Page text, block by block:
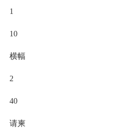
1
10
横幅
2
40
请柬